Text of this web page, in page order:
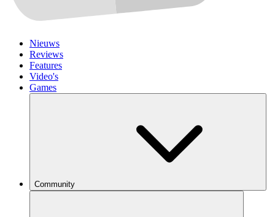
Nieuws
Reviews
Features
Video's
Games
Community